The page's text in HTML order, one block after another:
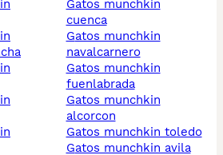
gatos munchkin
cuenca
gatos munchkin
navalcarnero
gatos munchkin
fuenlabrada
gatos munchkin
alcorcon
gatos munchkin toledo
gatos munchkin avila